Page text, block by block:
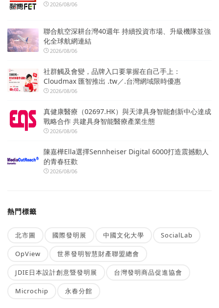
2026/08/06
聯合航空深耕台灣40週年 持續投資市場、升級機隊並強
化全球航網連結
2026/08/06
社群觸及會變，品牌入口要掌握在自己手上：
Cloudmax 匯智推出 .tw／.台灣網域限時優惠
2026/08/06
真健康醫療（02697.HK）與天津具身智能創新中心達成
戰略合作 共建具身智能醫療產業生態
2026/08/06
陳嘉樺Ella選擇Sennheiser Digital 6000打造震撼動人
的青春狂歡
2026/08/06
熱門標籤
北市圖 國際發明展 中國文化大學 SocialLab
OpView 世界發明智慧財產聯盟總會
JDIE日本設計創意暨發明展 台灣發明商品促進協會
Microchip 永春分館